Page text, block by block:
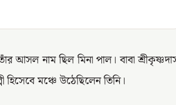
আসল নাম ছিল মিনা পাল। বাবা
মঞ্চে উঠেছিলেন তিনি।